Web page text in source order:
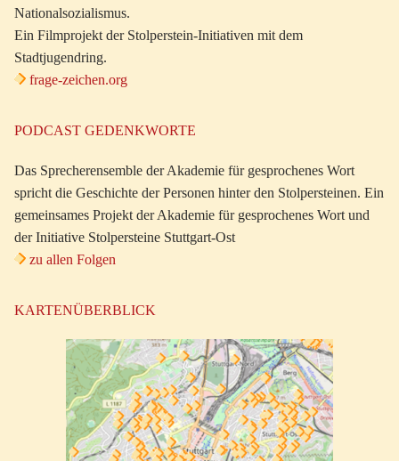
Nationalsozialismus.
Ein Filmprojekt der Stolperstein-Initiativen mit dem
Stadtjugendring.
frage-zeichen.org
PODCAST GEDENKWORTE
Das Sprecherensemble der Akademie für gesprochenes Wort
spricht die Geschichte der Personen hinter den Stolpersteinen. Ein
gemeinsames Projekt der Akademie für gesprochenes Wort und
der Initiative Stolpersteine Stuttgart-Ost
zu allen Folgen
KARTENÜBERBLICK